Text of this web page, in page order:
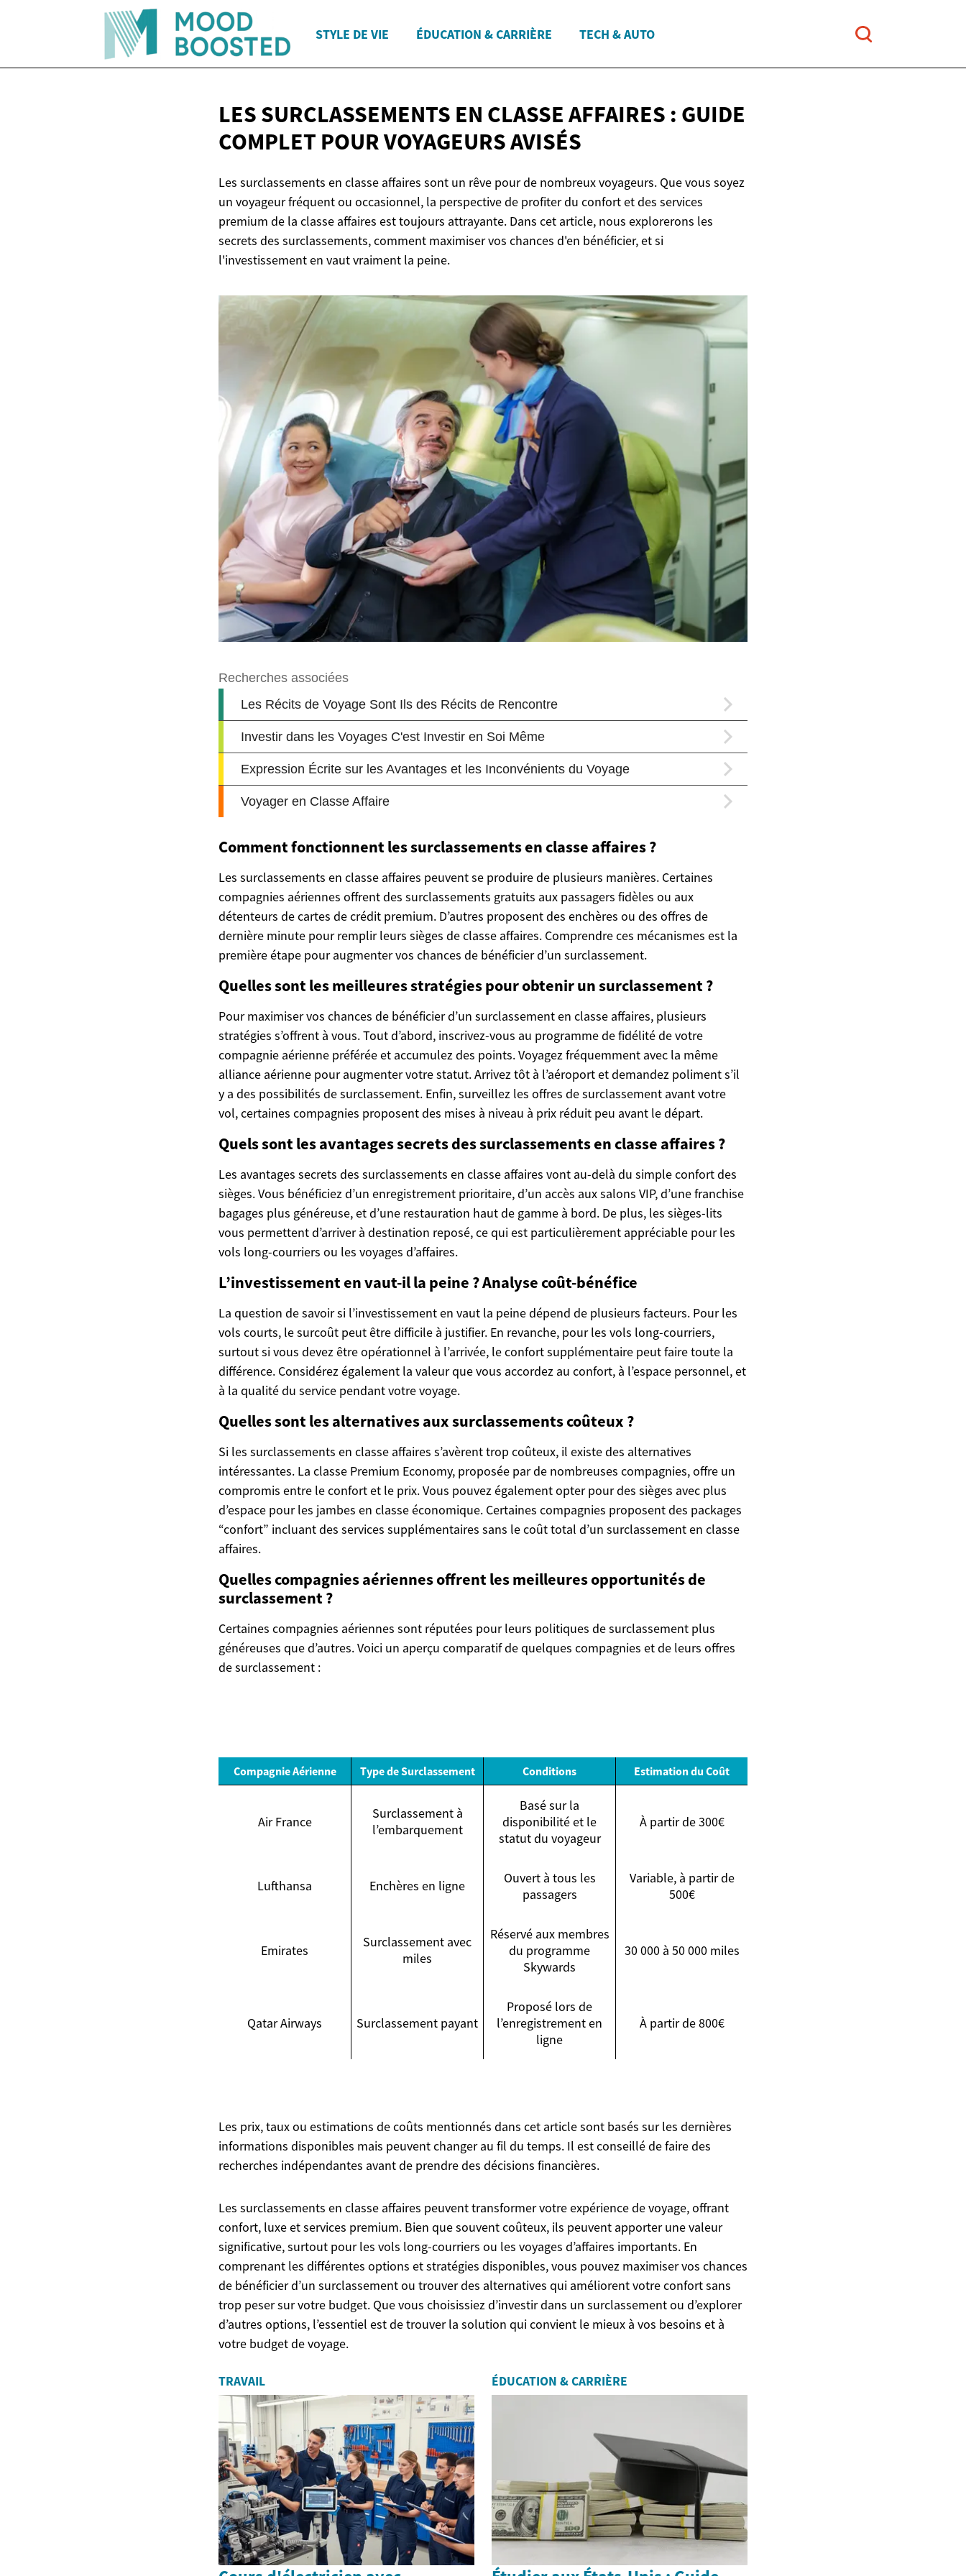
STYLE DE VIE ÉDUCATION & CARRIÈRE TECH & AUTO
LES SURCLASSEMENTS EN CLASSE AFFAIRES : GUIDE
COMPLET POURVOYAGEURS AVISÉS
Les surclassements en classe affaires sont un rêve pour de nombreux voyageurs. Que vous soyez
un voyageur fréquent ou occasionnel, la perspective de profiter du confort et des services
premium de la classe affaires est toujours attrayante. Dans cet article, nous explorerons les
secrets des surclassements, comment maximiser vos chances d'en bénéficier, et si
l'investissement en vaut vraiment la peine.
Comment fonctionnent les surclassements en classe affaires ?
Les surclassements en classe affaires peuvent se produire de plusieurs manières. Certaines
compagnies aériennes offrent des surclassements gratuits aux passagers fidèles ou aux
détenteurs de cartes de crédit premium. D’autres proposent des enchères ou des offres de
dernière minute pour remplir leurs sièges de classe affaires. Comprendre ces mécanismes est la
première étape pour augmenter vos chances de bénéficier d’un surclassement.
Quelles sont les meilleures stratégies pour obtenir un surclassement ?
Pour maximiser vos chances de bénéficier d’un surclassement en classe affaires, plusieurs
stratégies s’offrent à vous. Tout d’abord, inscrivez-vous au programme de fidélité de votre
compagnie aérienne préférée et accumulez des points. Voyagez fréquemment avec la même
alliance aérienne pour augmenter votre statut. Arrivez tôt à l’aéroport et demandez poliment s’il
y a des possibilités de surclassement. Enfin, surveillez les offres de surclassement avant votre
vol, certaines compagnies proposent des mises à niveau à prix réduit peu avant le départ.
Quels sont les avantages secrets des surclassements en classe affaires ?
Les avantages secrets des surclassements en classe affaires vont au-delà du simple confort des
sièges. Vous bénéficiez d’un enregistrement prioritaire, d’un accès aux salons VIP, d’une franchise
bagages plus généreuse, et d’une restauration haut de gamme à bord. De plus, les sièges-lits
vous permettent d’arriver à destination reposé, ce qui est particulièrement appréciable pour les
vols long-courriers ou les voyages d’affaires.
L’investissement en vaut-il la peine ? Analyse coût-bénéfice
La question de savoir si l’investissement en vaut la peine dépend de plusieurs facteurs. Pour les
vols courts, le surcoût peut être difficile à justifier. En revanche, pour les vols long-courriers,
surtout si vous devez être opérationnel à l’arrivée, le confort supplémentaire peut faire toute la
différence. Considérez également la valeur que vous accordez au confort, à l’espace personnel, et
à la qualité du service pendant votre voyage.
Quelles sont les alternatives aux surclassements coûteux ?
Si les surclassements en classe affaires s’avèrent trop coûteux, il existe des alternatives
intéressantes. La classe Premium Economy, proposée par de nombreuses compagnies, offre un
compromis entre le confort et le prix. Vous pouvez également opter pour des sièges avec plus
d’espace pour les jambes en classe économique. Certaines compagnies proposent des packages
“confort” incluant des services supplémentaires sans le coût total d’un surclassement en classe
affaires.
Quelles compagnies aériennes offrent les meilleures opportunités de
surclassement ?
Certaines compagnies aériennes sont réputées pour leurs politiques de surclassement plus
généreuses que d’autres. Voici un aperçu comparatif de quelques compagnies et de leurs offres
de surclassement :
Compagnie Aérienne Type de Surclassement Conditions Estimation du Coût
Air France
Surclassement à
l’embarquement
Basé sur la
disponibilité et le
statut du voyageur
À partir de 300€
Lufthansa Enchères en ligne
Ouvert à tous les
passagers
Variable, à partir de
500€
Emirates
Surclassement avec
miles
Réservé aux membres
du programme
Skywards
30 000 à 50 000 miles
Qatar Airways Surclassement payant
Proposé lors de
l’enregistrement en
ligne
À partir de 800€
Les prix, taux ou estimations de coûts mentionnés dans cet article sont basés sur les dernières
informations disponibles mais peuvent changer au fil du temps. Il est conseillé de faire des
recherches indépendantes avant de prendre des décisions financières.
Les surclassements en classe affaires peuvent transformer votre expérience de voyage, offrant
confort, luxe et services premium. Bien que souvent coûteux, ils peuvent apporter une valeur
significative, surtout pour les vols long-courriers ou les voyages d’affaires importants. En
comprenant les différentes options et stratégies disponibles, vous pouvez maximiser vos chances
de bénéficier d’un surclassement ou trouver des alternatives qui améliorent votre confort sans
trop peser sur votre budget. Que vous choisissiez d’investir dans un surclassement ou d’explorer
d’autres options, l’essentiel est de trouver la solution qui convient le mieux à vos besoins et à
votre budget de voyage.
TRAVAIL ÉDUCATION & CARRIÈRE